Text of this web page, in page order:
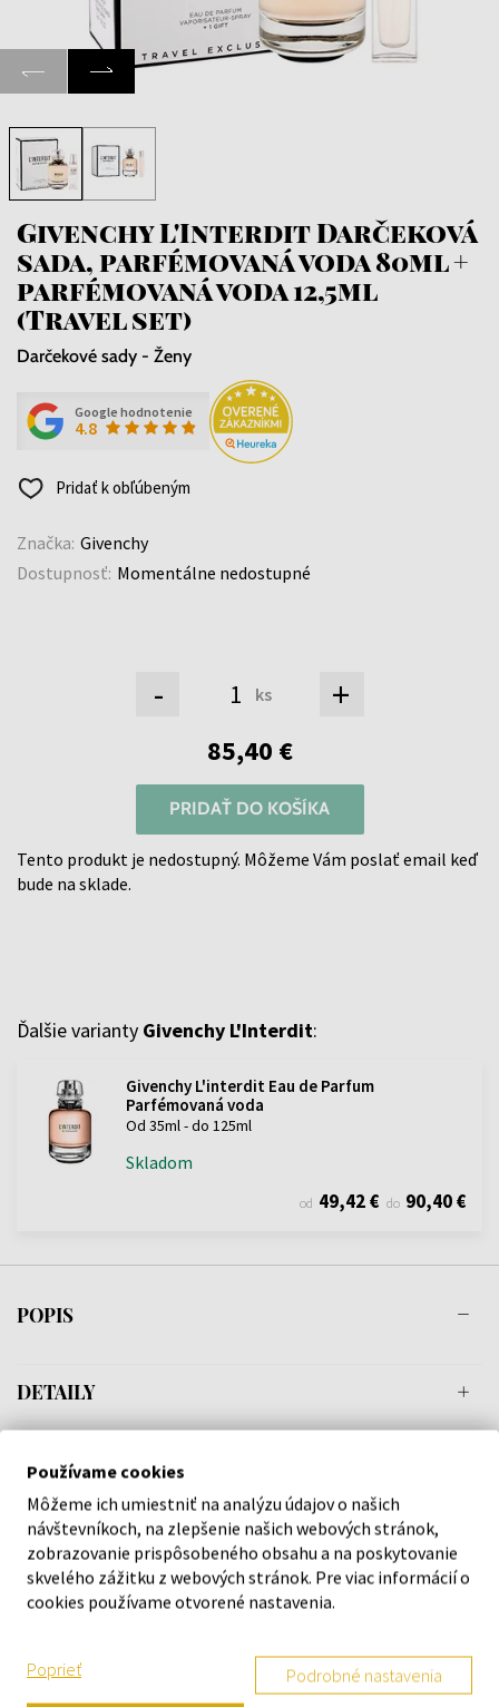
Givenchy L'Interdit Darčeková
sada, parfémovaná voda 80ml +
parfémovaná voda 12,5ml
(Travel set)
Darčekové sady - Ženy
Google hodnotenie
4.8
Pridať k obľúbeným
Značka: Givenchy
Dostupnosť: Momentálne nedostupné
- ks +
85,40 €
PRIDAŤ DO KOŠÍKA
Tento produkt je nedostupný. Môžeme Vám poslať email keď
bude na sklade.
Ďalšie varianty Givenchy L'Interdit:
Givenchy L'interdit Eau de Parfum
Parfémovaná voda
Od 35ml - do 125ml
Skladom
od 49,42 € do 90,40 €
POPIS
DETAILY
Náš výber na mieru presne pre
vás
Používame cookies
Môžeme ich umiestniť na analýzu údajov o našich
návštevníkoch, na zlepšenie našich webových stránok,
zobrazovanie prispôsobeného obsahu a na poskytovanie
skvelého zážitku z webových stránok. Pre viac informácií o
cookies používame otvorené nastavenia.
Poprieť Podrobné nastavenia